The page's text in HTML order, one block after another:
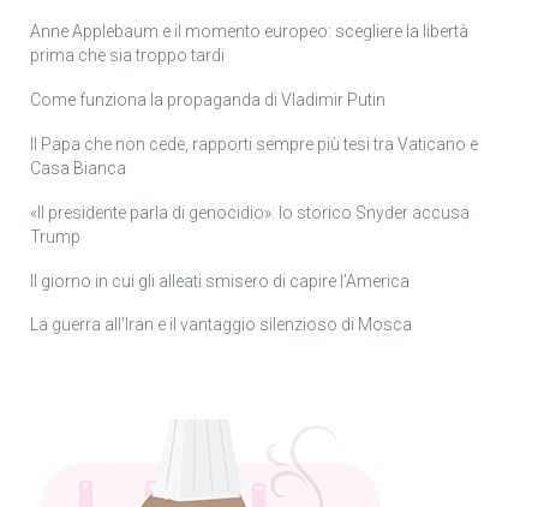
Anne Applebaum e il momento europeo: scegliere la libertà
prima che sia troppo tardi
Come funziona la propaganda di Vladimir Putin
Il Papa che non cede, rapporti sempre più tesi tra Vaticano e
Casa Bianca
«Il presidente parla di genocidio»: lo storico Snyder accusa
Trump
Il giorno in cui gli alleati smisero di capire l’America
La guerra all’Iran e il vantaggio silenzioso di Mosca